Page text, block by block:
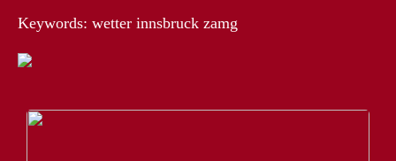
Keywords: wetter innsbruck zamg